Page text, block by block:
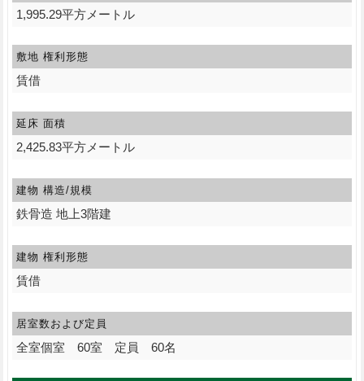
1,995.29平方メートル
敷地 権利形態
賃借
延床 面積
2,425.83平方メートル
建物 構造/規模
鉄骨造 地上3階建
建物 権利形態
賃借
居室数および定員
全室個室 60室 定員 60名